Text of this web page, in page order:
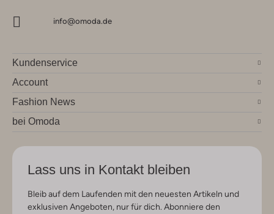
info@omoda.de
Kundenservice
Account
Fashion News
bei Omoda
Lass uns in Kontakt bleiben
Bleib auf dem Laufenden mit den neuesten Artikeln und
exklusiven Angeboten, nur für dich. Abonniere den